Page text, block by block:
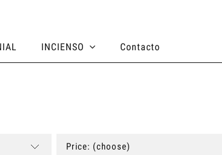
INCIENSO Contacto
Price: (choose)